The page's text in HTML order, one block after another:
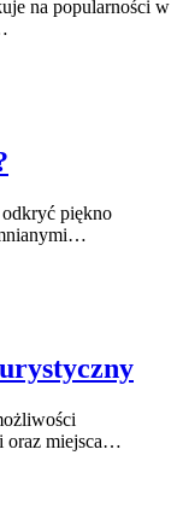
na popularności w
odkryć piękno
oraz miejsca…